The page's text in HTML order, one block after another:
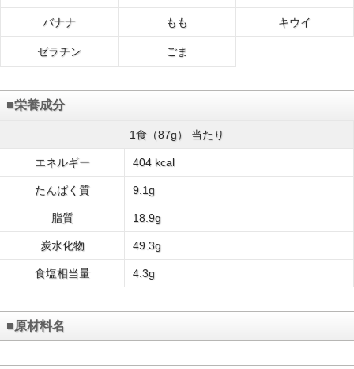
バナナ もも キウイ
ゼラチン ごま
■栄養成分
1食（87g） 当たり
エネルギー 404 kcal
たんぱく質 9.1g
脂質 18.9g
炭水化物 49.3g
食塩相当量 4.3g
■原材料名